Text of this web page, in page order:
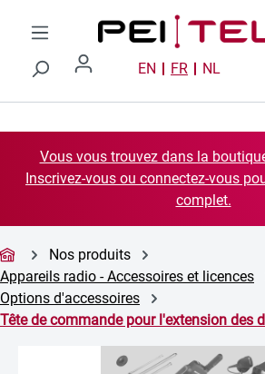
Passer au contenu principal
EN FR NL
Vous vous trouvez dans la
Inscrivez-vous ou connectez-vous
complet.
Nos produits
Appareils radio - Accessoires et licences
Options d'accessoires
Tête de commande pour l'extension des
Ignorer la galerie d'images